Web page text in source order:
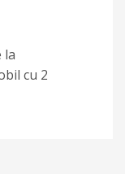
la
cu 2